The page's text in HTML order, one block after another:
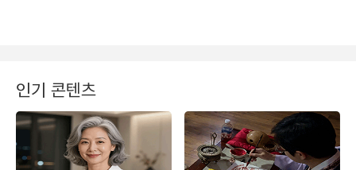
인기 콘텐츠